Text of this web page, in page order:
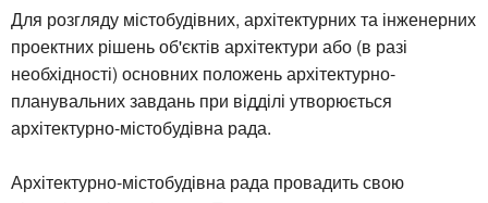
Для розгляду містобудівних, архітектурних та інженерних
проектних рішень об'єктів архітектури або (в разі
необхідності) основних положень архітектурно-
планувальних завдань при відділі утворюється
архітектурно-містобудівна рада.
Архітектурно-містобудівна рада провадить свою